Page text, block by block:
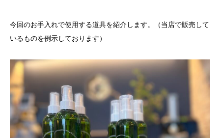
今回のお手入れで使用する道具を紹介します。（当店で販売して
いるものを例示しております）